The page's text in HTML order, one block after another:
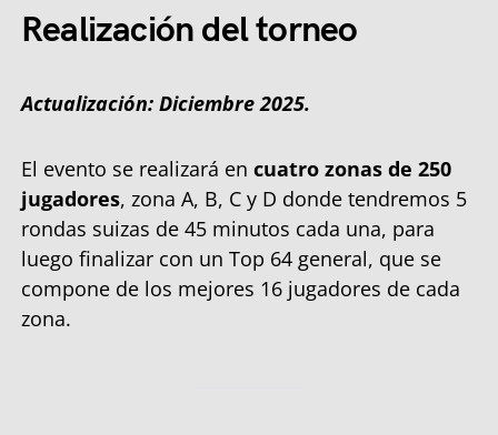
Realización del torneo
Actualización: Diciembre 2025.
El evento se realizará en cuatro zonas de 250
jugadores, zona A, B, C y D donde tendremos 5
rondas suizas de 45 minutos cada una, para
luego finalizar con un Top 64 general, que se
compone de los mejores 16 jugadores de cada
zona.